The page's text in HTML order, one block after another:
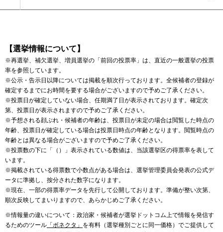
【選挙情報について】
※再選挙、補欠選挙、増員選挙の「前回の投票率」は、直近の一般選挙の投票
率を参照しています。
※公示・告示日以降については掲載を順次行っております。全候補者の登録が
確定するまでにお時間を要する場合がございますので予めご了承ください。
※投票日が確定していない場合、任期満了日が表示されております。確定次
第、投票日が表示されますので予めご了承ください。
※予想される顔ぶれ・候補者の年齢は、投票日が未定の場合は閲覧した時点の
年齢、投票日が確定している場合は投票日時点の年齢となります。閲覧時点の
年齢とは異なる場合がございますので予めご了承ください。
※投票数の下に「（）」表示されている数値は、当該選挙区の得票率を表して
います。
※掲載されている得票数で小数点がある場合は、選挙管理委員会発表の公式デ
ータに準拠し、按分された数字になります。
※現在、一部の得票率データを先行して公開しております。準備が整い次第、
順次反映してまいりますので、あらかじめご了承ください。
※情報量の違いについて：政治家・候補者が選挙ドットコム上で情報を発信す
るためのツール 「ボネクタ」 を有料（選挙種別ごとに同一価格）でご提供して